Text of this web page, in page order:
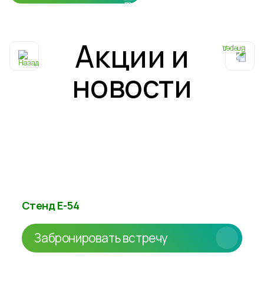
Акции и
новости
Стенд Е-54
Забронировать встречу